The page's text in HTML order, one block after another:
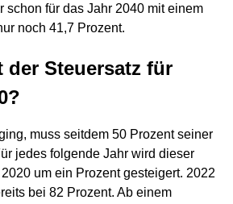
schon für das Jahr 2040 mit einem
noch 41,7 Prozent.
der Steuersatz für
muss seitdem 50 Prozent seiner
jedes folgende Jahr wird dieser
um ein Prozent gesteigert. 2022
bei 82 Prozent. Ab einem